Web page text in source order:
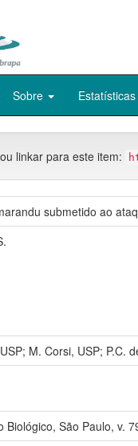
Sobre Estatísticas
linkar para este item:
submetido ao
M. Corsi, USP; P.C.
Biológico, São Paulo, v.